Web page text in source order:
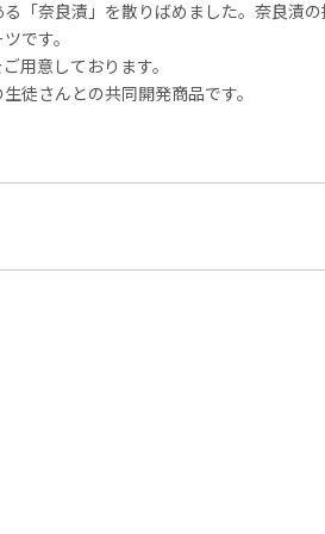
「奈良漬」を散りばめました。奈良漬
です。
用意しております。
徒さんとの共同開発商品です。